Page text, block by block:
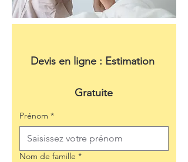
Devis en ligne : Estimation
Gratuite
Prénom *
Nom de famille *